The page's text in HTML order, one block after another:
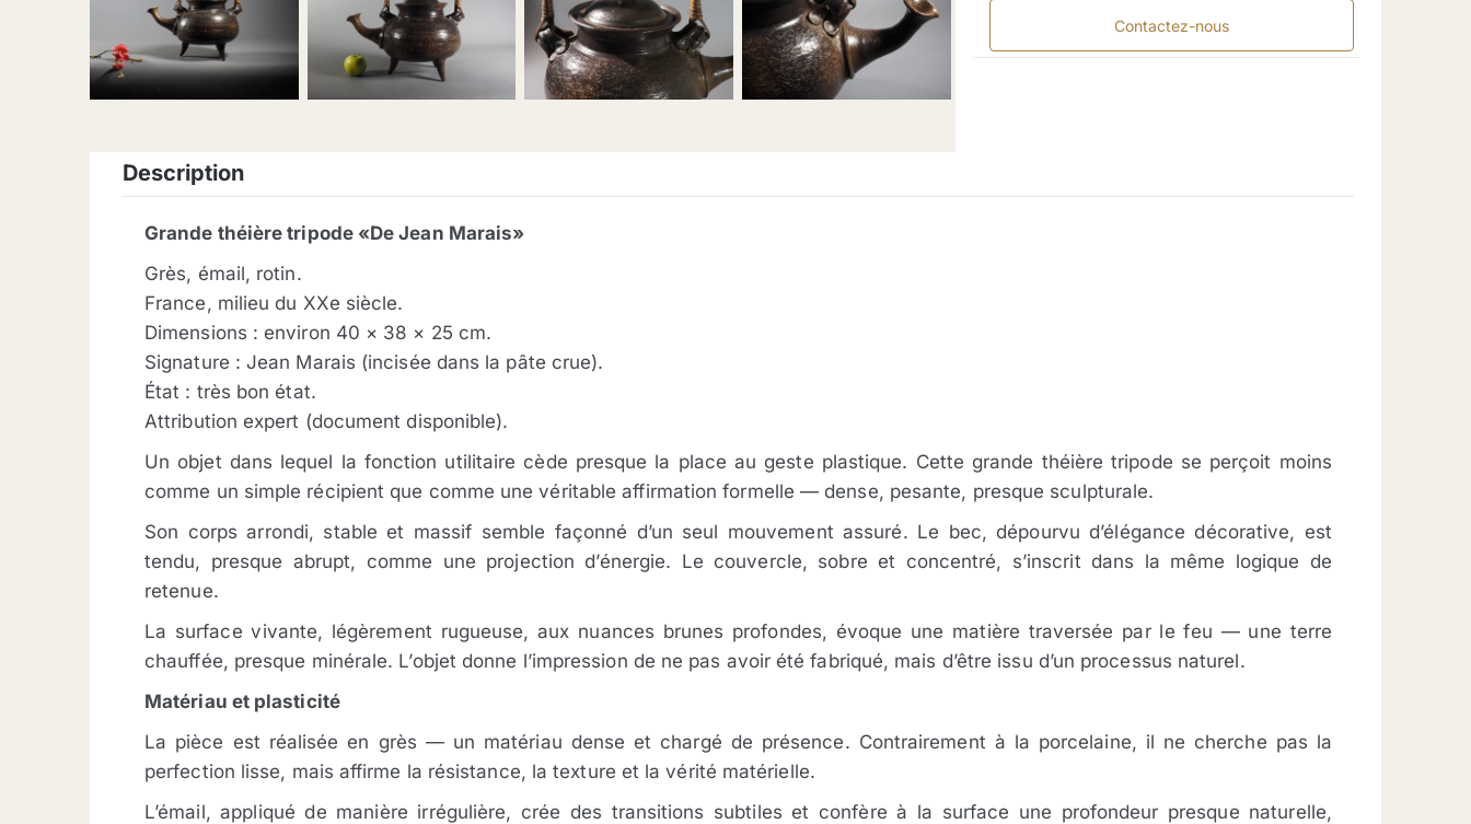
Contactez-nous
description
Grande théière tripode «De Jean Marais»
Grès, émail, rotin.
France, milieu du XXe siècle.
Dimensions : environ 40 × 38 × 25 cm.
Signature : Jean Marais (incisée dans la pâte crue).
État : très bon état.
Attribution expert (document disponible).
Un objet dans lequel la fonction utilitaire cède presque la place au geste plastique. Cette grande théière tripode se perçoit moins
comme un simple récipient que comme une véritable affirmation formelle — dense, pesante, presque sculpturale.
Son corps arrondi, stable et massif semble façonné d’un seul mouvement assuré. Le bec, dépourvu d’élégance décorative, est
tendu, presque abrupt, comme une projection d’énergie. Le couvercle, sobre et concentré, s’inscrit dans la même logique de
retenue.
La surface vivante, légèrement rugueuse, aux nuances brunes profondes, évoque une matière traversée par le feu — une terre
chauffée, presque minérale. L’objet donne l’impression de ne pas avoir été fabriqué, mais d’être issu d’un processus naturel.
Matériau et plasticité
La pièce est réalisée en grès — un matériau dense et chargé de présence. Contrairement à la porcelaine, il ne cherche pas la
perfection lisse, mais affirme la résistance, la texture et la vérité matérielle.
L’émail, appliqué de manière irrégulière, crée des transitions subtiles et confère à la surface une profondeur presque naturelle,